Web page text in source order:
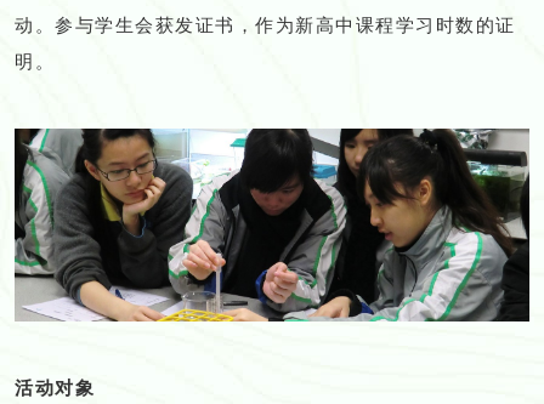
动。参与学生会获发证书，作为新高中课程学习时数的证
明。
活动对象